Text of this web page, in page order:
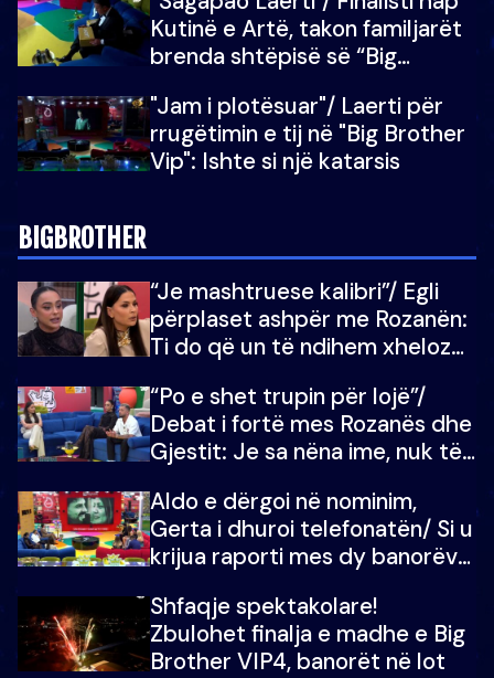
Kutinë e Artë, takon familjarët
brenda shtëpisë së “Big
"Jam i plotësuar"/ Laerti për
rrugëtimin e tij në "Big Brother
Vip": Ishte si një katarsis
BIGBROTHER
“Je mashtruese kalibri”/ Egli
përplaset ashpër me Rozanën:
Ti do që un të ndihem xheloze
“Po e shet trupin për lojë”/
Debat i fortë mes Rozanës dhe
Gjestit: Je sa nëna ime, nuk të
Aldo e dërgoi në nominim,
Gerta i dhuroi telefonatën/ Si u
krijua raporti mes dy banorëve,
njëri-tjetrin
Shfaqje spektakolare!
Zbulohet finalja e madhe e Big
Brother VIP4, banorët në lot